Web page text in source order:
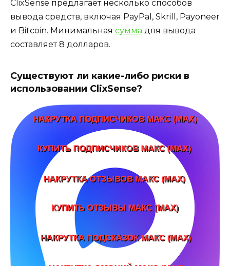
ClixSense предлагает несколько способов
вывода средств, включая PayPal, Skrill, Payoneer
и Bitcoin. Минимальная сумма для вывода
составляет 8 долларов.
Существуют ли какие-либо риски в
использовании ClixSense?